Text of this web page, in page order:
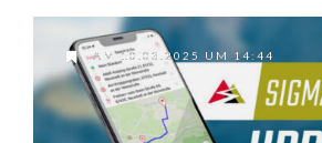
AM 10.03.2025 UM 14:44